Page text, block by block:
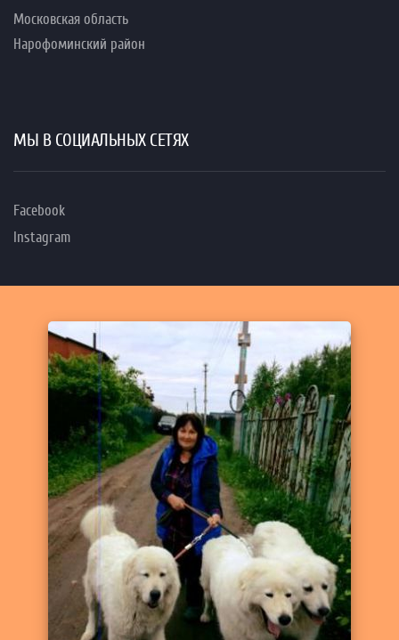
Московская область
Нарофоминский район
МЫ В СОЦИАЛЬНЫХ СЕТЯХ
Facebook
Instagram